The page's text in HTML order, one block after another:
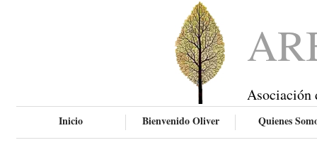
Asociación
Inicio Bienvenido Oliver Quienes